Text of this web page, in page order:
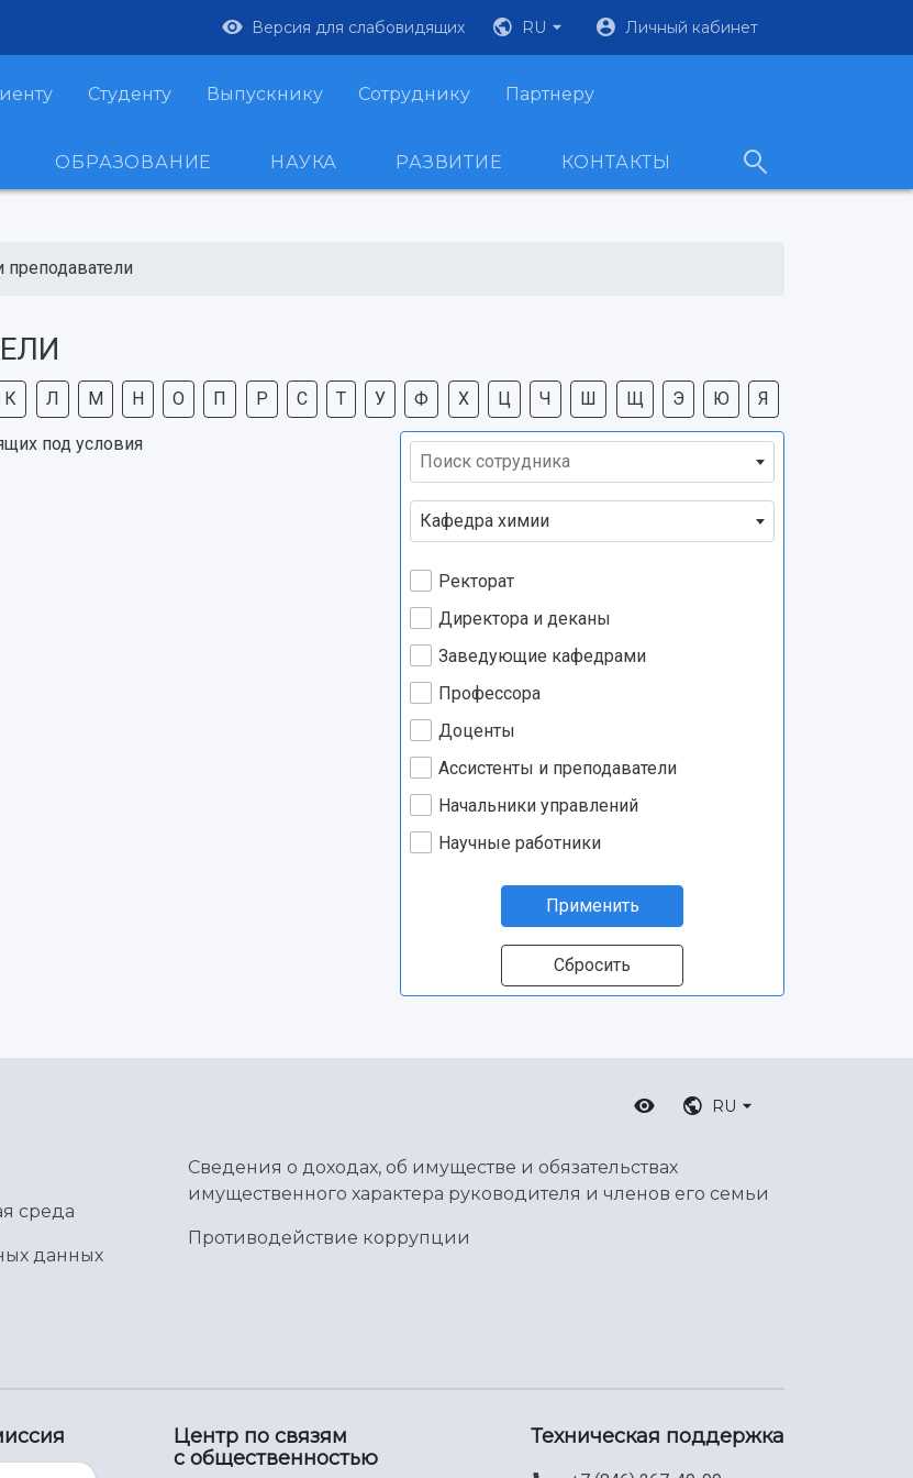
Версия для слабовидящих RU Личный кабинет
Студенту Выпускнику Сотруднику Партнеру
ОБРАЗОВАНИЕ НАУКА РАЗВИТИЕ КОНТАКТЫ
преподаватели
К Л М Н О П Р С Т У Ф Х Ц Ч Ш Щ Э Ю Я
под условия
Поиск сотрудника
Кафедра химии
Ректорат
Директора и деканы
Заведующие кафедрами
Профессора
Доценты
Ассистенты и преподаватели
Начальники управлений
Научные работники
Применить
Сбросить
RU
среда
данных
Сведения о доходах, об имуществе и обязательствах
имущественного характера руководителя и членов его семьи
Противодействие коррупции
Центр по связям
с общественностью
Техническая поддержка